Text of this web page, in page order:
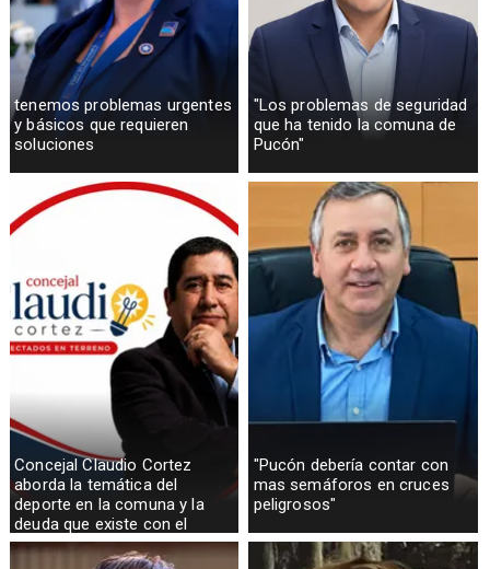
tenemos problemas urgentes
y básicos que requieren
soluciones
"Los problemas de seguridad
que ha tenido la comuna de
Pucón"
Concejal Claudio Cortez
aborda la temática del
deporte en la comuna y la
deuda que existe con el
sector rural
"Pucón debería contar con
mas semáforos en cruces
peligrosos"